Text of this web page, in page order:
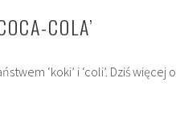
COLA’
‘koki’ i ‘coli’. Dziś więcej o